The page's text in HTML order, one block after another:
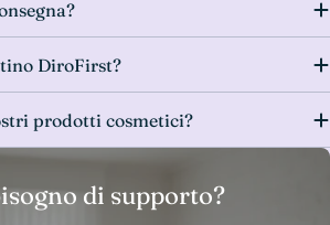
di supporto?
DiroFirst?
prodotti cosmetici?